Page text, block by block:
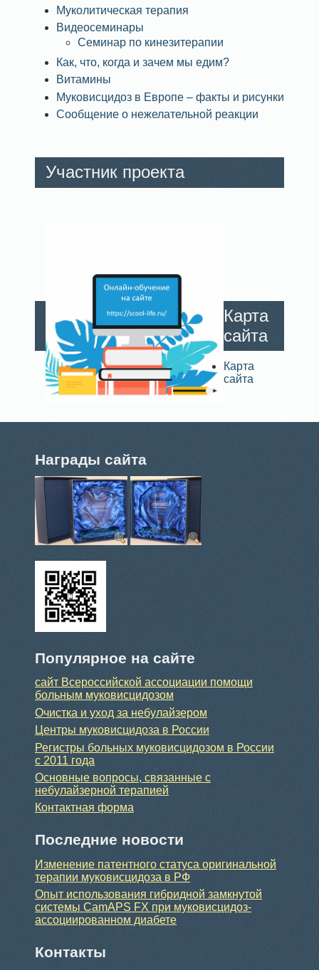
Муколитическая терапия
Видеосеминары
Семинар по кинезитерапии
Как, что, когда и зачем мы едим?
Витамины
Муковисцидоз в Европе – факты и рисунки
Сообщение о нежелательной реакции
Участник проекта
Карта
сайта
Карта
сайта
Награды сайта
Популярное на сайте
сайт Всероссийской ассоциации помощи
больным муковисцидозом
Очистка и уход за небулайзером
Центры муковисцидоза в России
Регистры больных муковисцидозом в России
с 2011 года
Основные вопросы, связанные с
небулайзерной терапией
Контактная форма
Последние новости
Изменение патентного статуса оригинальной
терапии муковисцидоза в РФ
Опыт использования гибридной замкнутой
системы CamAPS FX при муковисцидоз-
ассоциированном диабете
Контакты